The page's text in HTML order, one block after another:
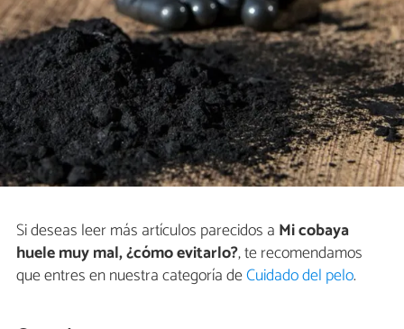
Si deseas leer más artículos parecidos a Mi cobaya
huele muy mal, ¿cómo evitarlo?, te recomendamos
que entres en nuestra categoría deCuidado del pelo.